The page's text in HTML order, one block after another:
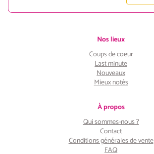
Nos lieux
Coups de coeur
Last minute
Nouveaux
Mieux notés
À propos
Qui sommes-nous ?
Contact
Conditions générales de vente
FAQ